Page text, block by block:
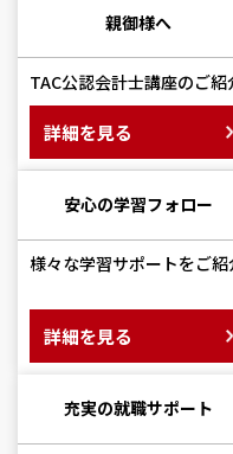
親御様へ
TAC公認会計士講座のご紹
詳細を見る
安心の学習フォロー
様々な学習サポートをご紹
詳細を見る
充実の就職サポート